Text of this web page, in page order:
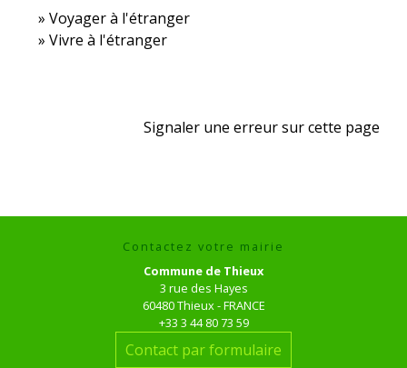
Voyager à l'étranger
Vivre à l'étranger
Signaler une erreur sur cette page
Contactez votre mairie
Commune de Thieux
3 rue des Hayes
60480 Thieux - FRANCE
+33 3 44 80 73 59
Contact par formulaire